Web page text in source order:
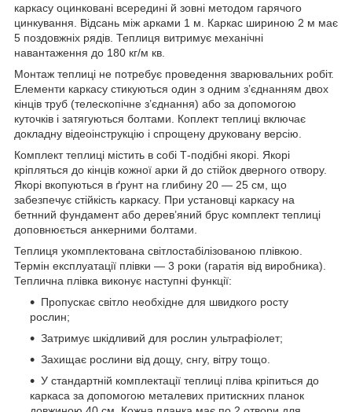
каркасу оцинковані всередині й зовні методом гарячого
цинкування. Відсань між арками 1 м. Каркас шириною 2 м має
5 поздовжніх рядів. Теплиця витримує механічні
навантаження до 180 кг/м кв.
Монтаж теплиці не потребує проведення зварювальних робіт.
Елементи каркасу стикуються один з одним з’єднанням двох
кінців труб (телескопічне з’єднання) або за допомогою
куточків і затягуються болтами. Коплект теплиці включає
докладну відеоінструкцію і спрощену друковану версію.
Комплект теплиці містить в собі Т-подібні якорі. Якорі
кріпляться до кінців кожної арки й до стійок дверного отвору.
Якорі вкопуються в ґрунт на глибину 20 — 25 см, що
забезпечує стійкість каркасу. При установці каркасу на
бетнний фундамент або дерев’яний брус комплект теплиці
доповнюється анкерними болтами.
Теплиця укомплектована світлостабілізованою плівкою.
Термін експлуатації плівки — 3 роки (гаратія від виробника).
Теплична плівка виконує наступні функції:
Пропускає світло необхідне для швидкого росту
рослин;
Затримує шкідливий для рослин ультрафіолет;
Захищає рослини від дощу, снгу, вітру тощо.
У стандартній комплектації теплиці пліва кріпиться до
каркаса за допомогою металевих притискних планок